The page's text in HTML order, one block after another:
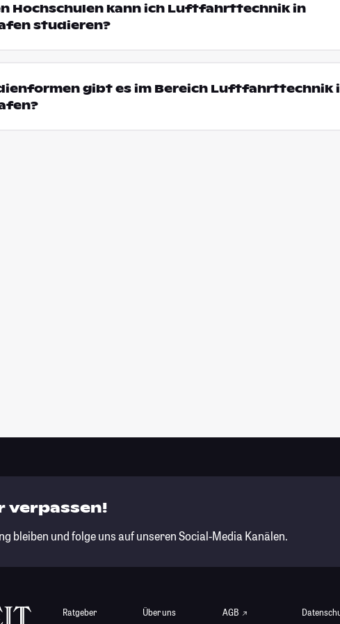
Hochschulen kann ich Luftfahrttechnik in
studieren?
gibt es im Bereich Luftfahrttechnik
verpassen!
bleiben und folge uns auf unseren Social-Media Kanälen.
Ratgeber Über uns AGB